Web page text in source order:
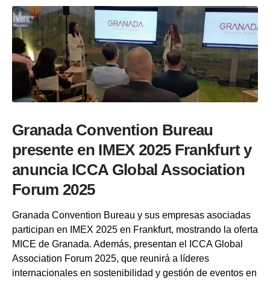
Granada Convention Bureau
presente en IMEX 2025 Frankfurt y
anuncia ICCA Global Association
Forum 2025
Granada Convention Bureau y sus empresas asociadas
participan en IMEX 2025 en Frankfurt, mostrando la oferta
MICE de Granada. Además, presentan el ICCA Global
Association Forum 2025, que reunirá a líderes
internacionales en sostenibilidad y gestión de eventos en